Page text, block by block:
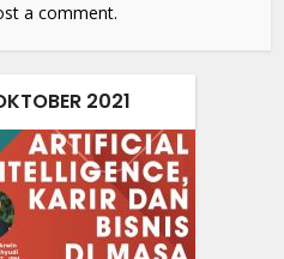
a comment.
2021